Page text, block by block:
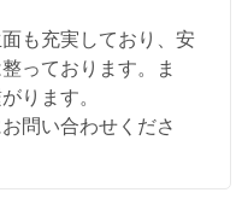
も充実しており、安
っております。ま
ります。
問い合わせくださ